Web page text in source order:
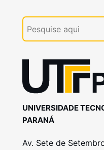
UNIVERSIDADE
PARANÁ
Av. Sete de